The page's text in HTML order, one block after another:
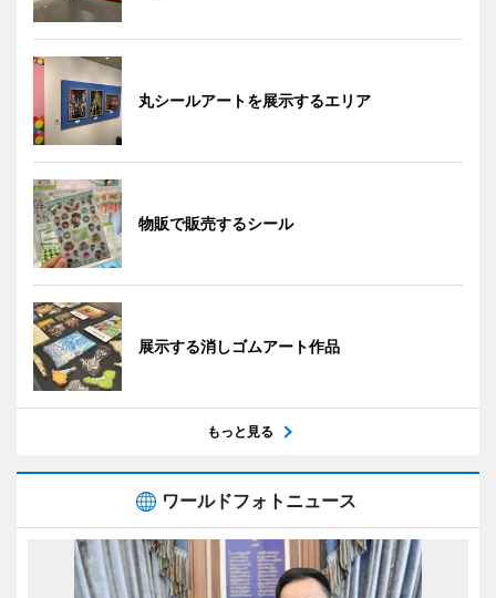
丸シールアートを展示するエリア
物販で販売するシール
展示する消しゴムアート作品
もっと見る
ワールドフォトニュース